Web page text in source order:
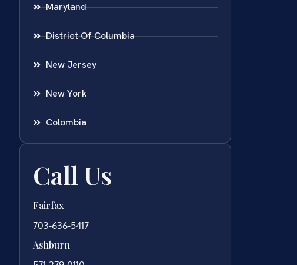
Maryland
District Of Columbia
New Jersey
New York
Colombia
Call Us
Fairfax
703-636-5417
Ashburn